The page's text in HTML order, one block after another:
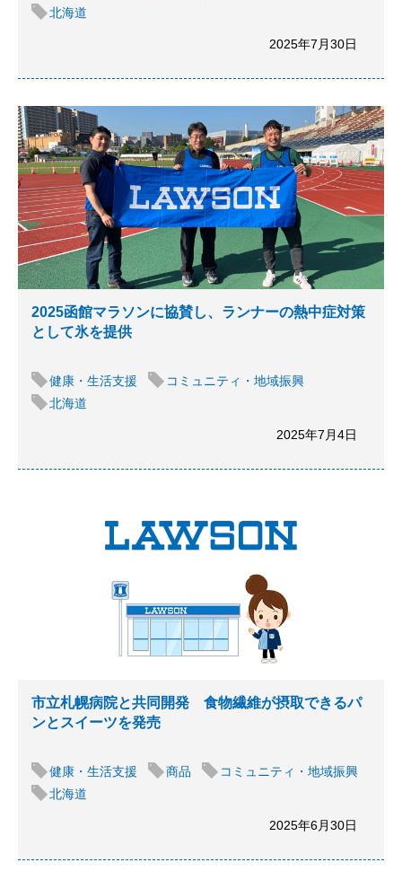
北海道
2025年7月30日
2025函館マラソンに協賛し、ランナーの熱中症対策
として氷を提供
健康・生活支援
コミュニティ・地域振興
北海道
2025年7月4日
市立札幌病院と共同開発 食物繊維が摂取できるパ
ンとスイーツを発売
健康・生活支援 商品
コミュニティ・地域振興
北海道
2025年6月30日